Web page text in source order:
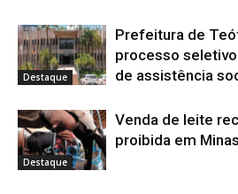
Destaque
Prefeitura de
processo
de assistência
Destaque
Venda de leite
proibida em Minas